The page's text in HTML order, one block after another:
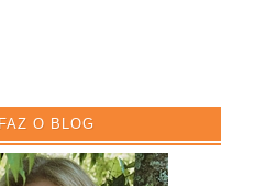
O BLOG